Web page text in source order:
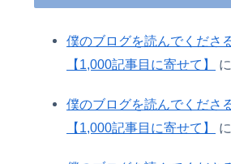
僕のブログを読んでくださ
【1,000記事目に寄せて】
に
僕のブログを読んでくださ
【1,000記事目に寄せて】
に